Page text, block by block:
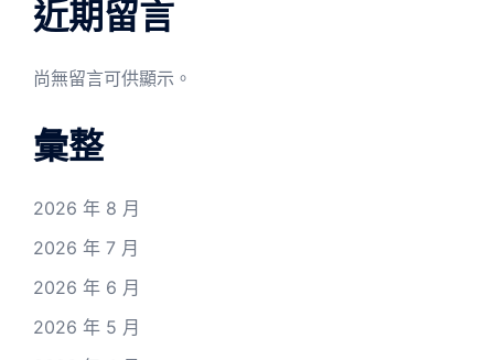
近期留言
尚無留言可供顯示。
彙整
2026 年 8 月
2026 年 7 月
2026 年 6 月
2026 年 5 月